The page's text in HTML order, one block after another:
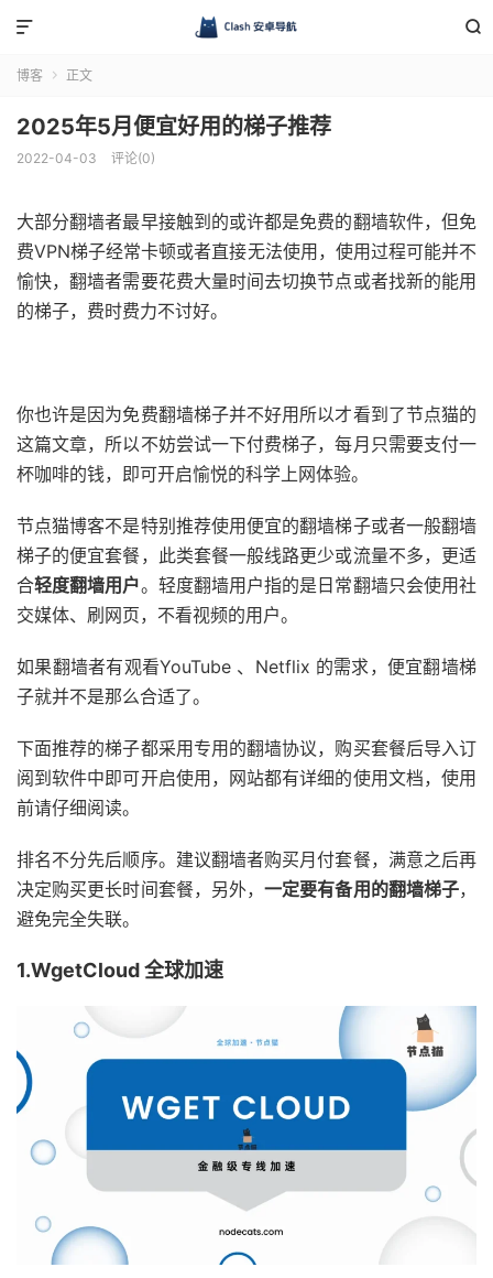


博客  正文
2025年5月便宜好用的梯子推荐
2022-04-03 评论(0)
大部分翻墙者最早接触到的或许都是免费的翻墙软件，但免
费VPN梯子经常卡顿或者直接无法使用，使用过程可能并不
愉快，翻墙者需要花费大量时间去切换节点或者找新的能用
的梯子，费时费力不讨好。
你也许是因为免费翻墙梯子并不好用所以才看到了节点猫的
这篇文章，所以不妨尝试一下付费梯子，每月只需要支付一
杯咖啡的钱，即可开启愉悦的科学上网体验。
节点猫博客不是特别推荐使用便宜的翻墙梯子或者一般翻墙
梯子的便宜套餐，此类套餐一般线路更少或流量不多，更适
合轻度翻墙用户。轻度翻墙用户指的是日常翻墙只会使用社
交媒体、刷网页，不看视频的用户。
如果翻墙者有观看YouTube 、Netflix 的需求，便宜翻墙梯
子就并不是那么合适了。
下面推荐的梯子都采用专用的翻墙协议，购买套餐后导入订
阅到软件中即可开启使用，网站都有详细的使用文档，使用
前请仔细阅读。
排名不分先后顺序。建议翻墙者购买月付套餐，满意之后再
决定购买更长时间套餐，另外，一定要有备用的翻墙梯子，
避免完全失联。
1.WgetCloud 全球加速